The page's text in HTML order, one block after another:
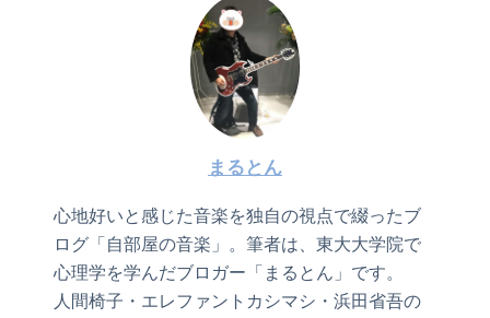
まるとん
心地好いと感じた音楽を独自の視点で綴ったブ
ログ「自部屋の音楽」。筆者は、東大大学院で
心理学を学んだブロガー「まるとん」です。
人間椅子・エレファントカシマシ・浜田省吾の